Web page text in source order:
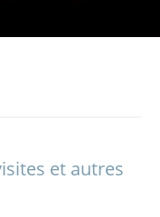
et autres